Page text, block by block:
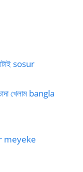
sosur
খেলাম bangla
meyeke